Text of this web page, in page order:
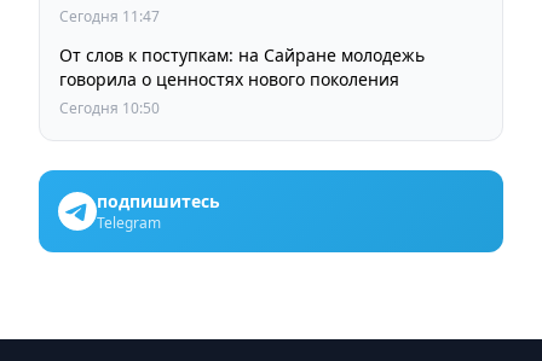
Сегодня 11:47
От слов к поступкам: на Сайране молодежь
говорила о ценностях нового поколения
Сегодня 10:50
подпишитесь
Telegram